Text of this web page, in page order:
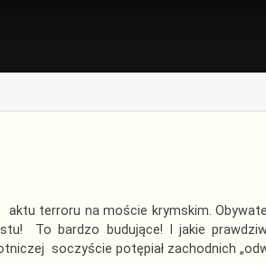
terroru na moście krymskim.
To bardzo budujące! I jakie
soczyście potępiał zachodnich